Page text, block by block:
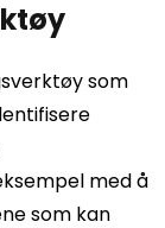
som
med å
som kan